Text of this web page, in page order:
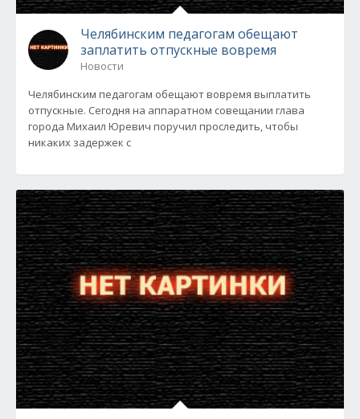
Челябинским педагогам обещают
заплатить отпускные вовремя
Новости
Челябинским педагогам обещают вовремя выплатить
отпускные. Сегодня на аппаратном совещании глава
города Михаил Юревич поручил проследить, чтобы
никаких задержек с